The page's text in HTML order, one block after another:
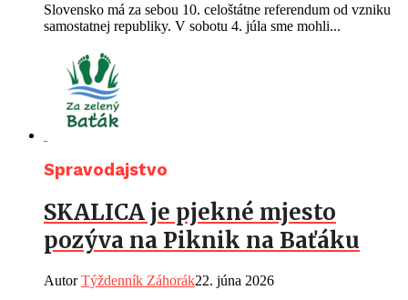
Slovensko má za sebou 10. celoštátne referendum od vzniku
samostatnej republiky. V sobotu 4. júla sme mohli...
Spravodajstvo
SKALICA je pjekné mjesto
pozýva na Piknik na Baťáku
AutorTýždenník Záhorák22. júna 2026